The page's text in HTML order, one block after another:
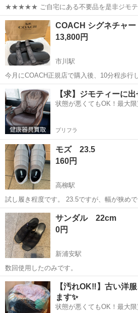
★★★★★ ご自宅にある不要品を是非ジモテ
みしませんか？ 家電、趣味・スポーツ・レ
衣料服飾品、生活雑貨、家具、本、CD・
ち込めます！ ※詳細はこ...
千葉 千葉市 現地
COACH シグネチャー
13,800円
市川駅
今月にCOACH正規店で購入後、10分程歩行
す。 袋、カバー付き アイコニックなシグネチャー柄のストラップを採
用した、調節可能な面ファスナー付きのメンズ
22,000円 -...
千葉 市川市 市川駅
【求】ジモティーに
状態が悪くてもOK！最大
プリフラ
モズ 23.5
160円
高柳駅
試し履き程度です。 23.5ですが、幅が狭めで
千葉 松戸市 高柳駅
サンダル 22cm
0円
新浦安駅
数回使用したのみです。
千葉 浦安市 新浦安駅 靴
【汚れOK‼️】古い洋
ます✨
状態が悪くてもOK！最大